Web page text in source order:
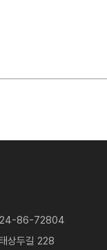
86-72804
상두길 228